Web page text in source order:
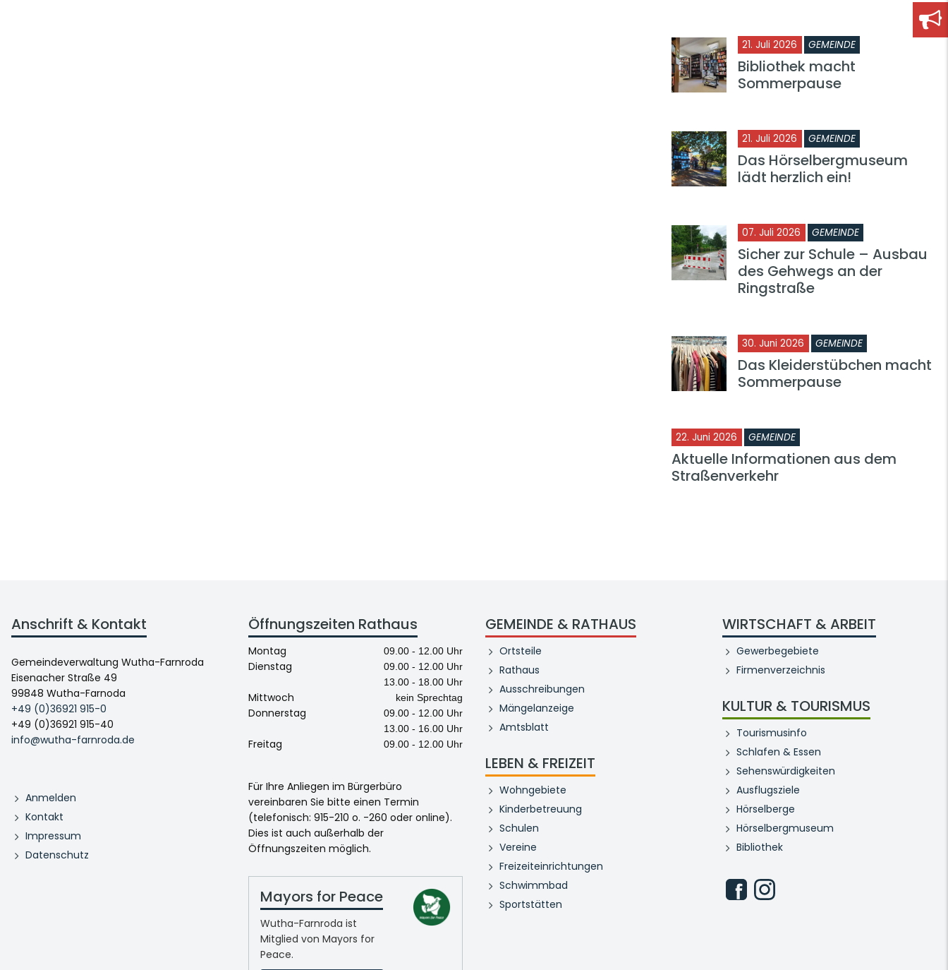
21. Juli 2026 GEMEINDE
Bibliothek macht
Sommerpause
21. Juli 2026 GEMEINDE
Das Hörselbergmuseum
lädt herzlich ein!
07. Juli 2026 GEMEINDE
Sicher zur Schule – Ausbau
des Gehwegs an der
Ringstraße
30. Juni 2026 GEMEINDE
Das Kleiderstübchen macht
Sommerpause
22. Juni 2026 GEMEINDE
Aktuelle Informationen aus dem
Straßenverkehr
Anschrift & Kontakt
Gemeindeverwaltung Wutha-Farnroda
Eisenacher Straße 49
99848 Wutha-Farnoda
+49 (0)36921 915-0
+49 (0)36921 915-40
info@wutha-farnroda.de
Anmelden
Kontakt
Impressum
Datenschutz
Öffnungszeiten Rathaus
Montag 09.00 - 12.00 Uhr
Dienstag
09.00 - 12.00 Uhr
13.00 - 18.00 Uhr
Mittwoch kein Sprechtag
Donnerstag
09.00 - 12.00 Uhr
13.00 - 16.00 Uhr
Freitag 09.00 - 12.00 Uhr
Für Ihre Anliegen im Bürgerbüro
vereinbaren Sie bitte einen Termin
(telefonisch: 915-210 o. -260 oder online).
Dies ist auch außerhalb der
Öffnungszeiten möglich.
Mayors for Peace
Wutha-Farnroda ist
Mitglied von Mayors for
Peace.
GEMEINDE & RATHAUS
Ortsteile
Rathaus
Ausschreibungen
Mängelanzeige
Amtsblatt
LEBEN & FREIZEIT
Wohngebiete
Kinderbetreuung
Schulen
Vereine
Freizeiteinrichtungen
Schwimmbad
Sportstätten
WIRTSCHAFT & ARBEIT
Gewerbegebiete
Firmenverzeichnis
KULTUR & TOURISMUS
Tourismusinfo
Schlafen & Essen
Sehenswürdigkeiten
Ausflugsziele
Hörselberge
Hörselbergmuseum
Bibliothek